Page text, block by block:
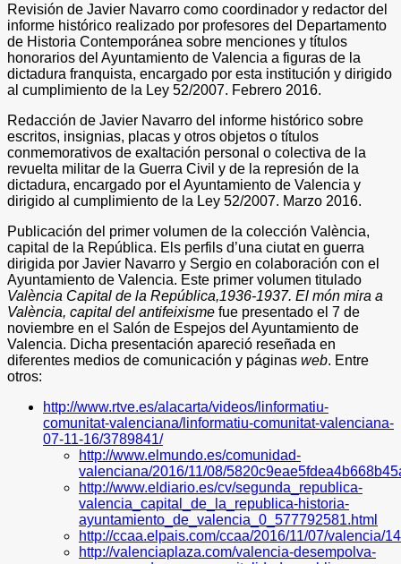
Revisión de Javier Navarro como coordinador y redactor del
informe histórico realizado por profesores del Departamento
de Historia Contemporánea sobre menciones y títulos
honorarios del Ayuntamiento de Valencia a figuras de la
dictadura franquista, encargado por esta institución y dirigido
al cumplimiento de la Ley 52/2007. Febrero 2016.
Redacción de Javier Navarro del informe histórico sobre
escritos, insignias, placas y otros objetos o títulos
conmemorativos de exaltación personal o colectiva de la
revuelta militar de la Guerra Civil y de la represión de la
dictadura, encargado por el Ayuntamiento de Valencia y
dirigido al cumplimiento de la Ley 52/2007. Marzo 2016.
Publicación del primer volumen de la colección València,
capital de la República. Els perfils d’una ciutat en guerra
dirigida por Javier Navarro y Sergio en colaboración con el
Ayuntamiento de Valencia. Este primer volumen titulado
València Capital de la República,1936-1937. El món mira a
València, capital del antifeixisme fue presentado el 7 de
noviembre en el Salón de Espejos del Ayuntamiento de
Valencia. Dicha presentación apareció reseñada en
diferentes medios de comunicación y páginas web. Entre
otros:
http://www.rtve.es/alacarta/videos/linformatiu-
comunitat-valenciana/linformatiu-comunitat-valenciana-
07-11-16/3789841/
http://www.elmundo.es/comunidad-
valenciana/2016/11/08/
http://www.eldiario.es/cv/segunda_republica-
valencia_capital_de_la_republica-historia-
ayuntamiento_de_valencia_0_577792581.html
http://ccaa.elpais.com/ccaa/2016/11/07/valencia/
http://valenciaplaza.com/valencia-desempolva-